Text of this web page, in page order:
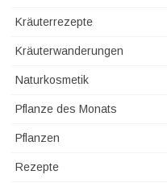
Kräuterrezepte
Kräuterwanderungen
Naturkosmetik
Pflanze des Monats
Pflanzen
Rezepte